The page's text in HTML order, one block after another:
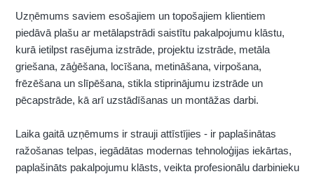
Uzņēmums saviem esošajiem un topošajiem klientiem
piedāvā plašu ar metālapstrādi saistītu pakalpojumu klāstu,
kurā ietilpst rasējuma izstrāde, projektu izstrāde, metāla
griešana, zāģēšana, locīšana, metināšana, virpošana,
frēzēšana un slīpēšana, stikla stiprinājumu izstrāde un
pēcapstrāde, kā arī uzstādīšanas un montāžas darbi.
Laika gaitā uzņēmums ir strauji attīstījies - ir paplašinātas
ražošanas telpas, iegādātas modernas tehnoloģijas iekārtas,
paplašināts pakalpojumu klāsts, veikta profesionālu darbinieku